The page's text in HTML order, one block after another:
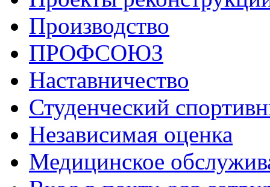
Производство
ПРОФСОЮЗ
Наставничество
Студенческий
Независимая оценка
Медицинское